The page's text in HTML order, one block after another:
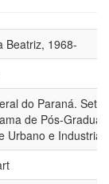
Beatriz, 1968-
do Paraná.
de Pós-
e Industrial